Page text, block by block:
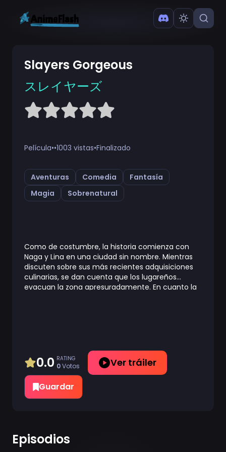
Slayers Gorgeous
スレイヤーズ
Película••1003 vistas•Finalizado
Aventuras Comedia
Fantasía
Magia
Sobrenatural
Como de costumbre, la historia comienza con
Naga y Lina en una ciudad sin nombre. Mientras
discuten sobre sus más recientes adquisiciones
culinarias, se dan cuenta que los lugareños
evacuan la zona apresuradamente. En cuanto la
con la esperanza de que pueda ser la solución a
sus problemas. Resulta que Marlene es la hija del
Rey, y parece que está en una "fase de rebeldía".
Lo que quiere es que se le permitan más cosas,
pero su padre no quiere, así que se dedica a
de cómo reirse ADECUADAMENTE, por un precio,
0.0 RATING
0Votos Ver tráiler
Guardar
Episodios